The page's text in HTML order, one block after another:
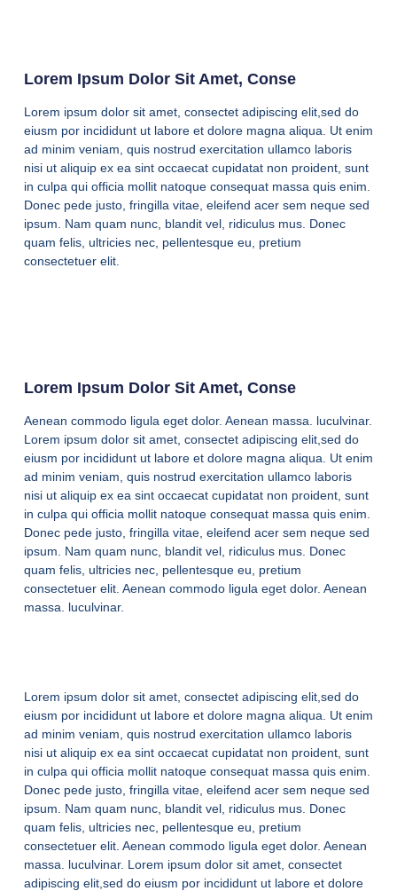
Lorem Ipsum Dolor Sit Amet, Conse
Lorem ipsum dolor sit amet, consectet adipiscing elit,sed do
eiusm por incididunt ut labore et dolore magna aliqua. Ut enim
ad minim veniam, quis nostrud exercitation ullamco laboris
nisi ut aliquip ex ea sint occaecat cupidatat non proident, sunt
in culpa qui officia mollit natoque consequat massa quis enim.
Donec pede justo, fringilla vitae, eleifend acer sem neque sed
ipsum. Nam quam nunc, blandit vel, ridiculus mus. Donec
quam felis, ultricies nec, pellentesque eu, pretium
consectetuer elit.
Lorem Ipsum Dolor Sit Amet, Conse
Aenean commodo ligula eget dolor. Aenean massa. luculvinar.
Lorem ipsum dolor sit amet, consectet adipiscing elit,sed do
eiusm por incididunt ut labore et dolore magna aliqua. Ut enim
ad minim veniam, quis nostrud exercitation ullamco laboris
nisi ut aliquip ex ea sint occaecat cupidatat non proident, sunt
in culpa qui officia mollit natoque consequat massa quis enim.
Donec pede justo, fringilla vitae, eleifend acer sem neque sed
ipsum. Nam quam nunc, blandit vel, ridiculus mus. Donec
quam felis, ultricies nec, pellentesque eu, pretium
consectetuer elit. Aenean commodo ligula eget dolor. Aenean
massa. luculvinar.
Lorem ipsum dolor sit amet, consectet adipiscing elit,sed do
eiusm por incididunt ut labore et dolore magna aliqua. Ut enim
ad minim veniam, quis nostrud exercitation ullamco laboris
nisi ut aliquip ex ea sint occaecat cupidatat non proident, sunt
in culpa qui officia mollit natoque consequat massa quis enim.
Donec pede justo, fringilla vitae, eleifend acer sem neque sed
ipsum. Nam quam nunc, blandit vel, ridiculus mus. Donec
quam felis, ultricies nec, pellentesque eu, pretium
consectetuer elit. Aenean commodo ligula eget dolor. Aenean
massa. luculvinar. Lorem ipsum dolor sit amet, consectet
adipiscing elit,sed do eiusm por incididunt ut labore et dolore